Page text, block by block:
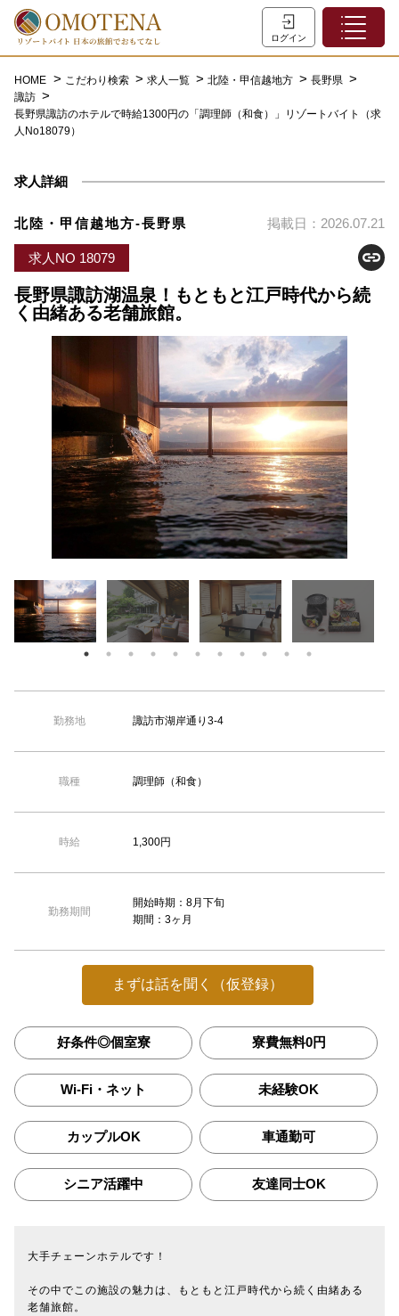
ログイン
ホーム
主な職種
会員登録
0120-932-959
【TEL受付】9:30～18:00 土日・祝日定休
HOME こだわり検索 求人一覧 北陸・甲信越地方
長野県
諏訪
長野県諏訪のホテルで時給1300円の「調理師（和食）」リゾートバイト（求
人No18079）
求人詳細
北陸・甲信越地方-長野県 掲載日：2026.07.21
求人NO 18079
長野県諏訪湖温泉！もともと江戸時代から続
く由緒ある老舗旅館。
勤務地 諏訪市湖岸通り3-4
職種 調理師（和食）
時給 1,300円
勤務期間
開始時期：8月下旬
期間：3ヶ月
まずは話を聞く（仮登録）
好条件◎個室寮 寮費無料0円
Wi-Fi・ネット 未経験OK
カップルOK 車通勤可
シニア活躍中 友達同士OK
大手チェーンホテルです！
その中でこの施設の魅力は、もともと江戸時代から続く由緒ある
老舗旅館。